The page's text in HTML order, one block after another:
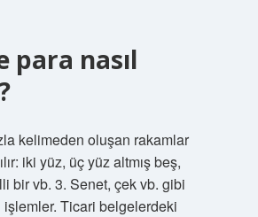
para nasıl
kelimeden oluşan rakamlar
iki yüz, üç yüz altmış beş,
bir vb. 3. Senet, çek vb. gibi
Ticari belgelerdeki